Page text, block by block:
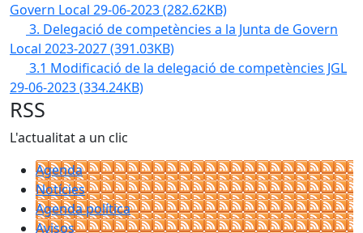
Govern Local 29-06-2023(282.62KB)
3. Delegació de competències a la Junta de Govern
Local 2023-2027(391.03KB)
3.1 Modificació de la delegació de competències JGL
29-06-2023(334.24KB)
RSS
L'actualitat a un clic
Agenda
Notícies
Agenda política
Avisos